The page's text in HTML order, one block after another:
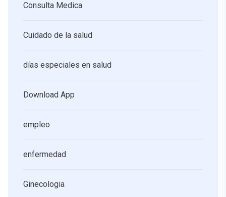
Consulta Medica
Cuidado de la salud
días especiales en salud
Download App
empleo
enfermedad
Ginecologia